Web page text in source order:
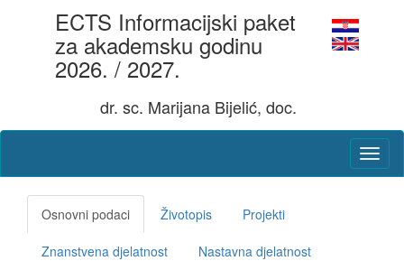
ECTS Informacijski paket
za akademsku godinu
2026. / 2027.
dr. sc. Marijana Bijelić, doc.
Osnovni podaci Životopis Projekti
Znanstvena djelatnost Nastavna djelatnost